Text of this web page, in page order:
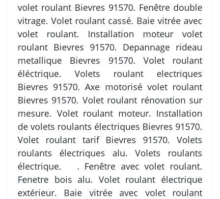
volet roulant Bievres 91570. Fenêtre double
vitrage. Volet roulant cassé. Baie vitrée avec
volet roulant. Installation moteur volet
roulant Bievres 91570. Depannage rideau
metallique Bievres 91570. Volet roulant
éléctrique. Volets roulant electriques
Bievres 91570. Axe motorisé volet roulant
Bievres 91570. Volet roulant rénovation sur
mesure. Volet roulant moteur. Installation
de volets roulants électriques Bievres 91570.
Volet roulant tarif Bievres 91570. Volets
roulants électriques alu. Volets roulants
électrique. . Fenêtre avec volet roulant.
Fenetre bois alu. Volet roulant électrique
extérieur. Baie vitrée avec volet roulant